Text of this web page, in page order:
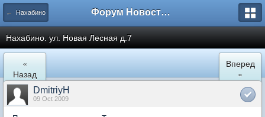
← Нахабино Форум Новостройки
Нахабино. ул. Новая Лесная д.7
«
Назад
Вперед
»
DmitriyH
09 Oct 2009